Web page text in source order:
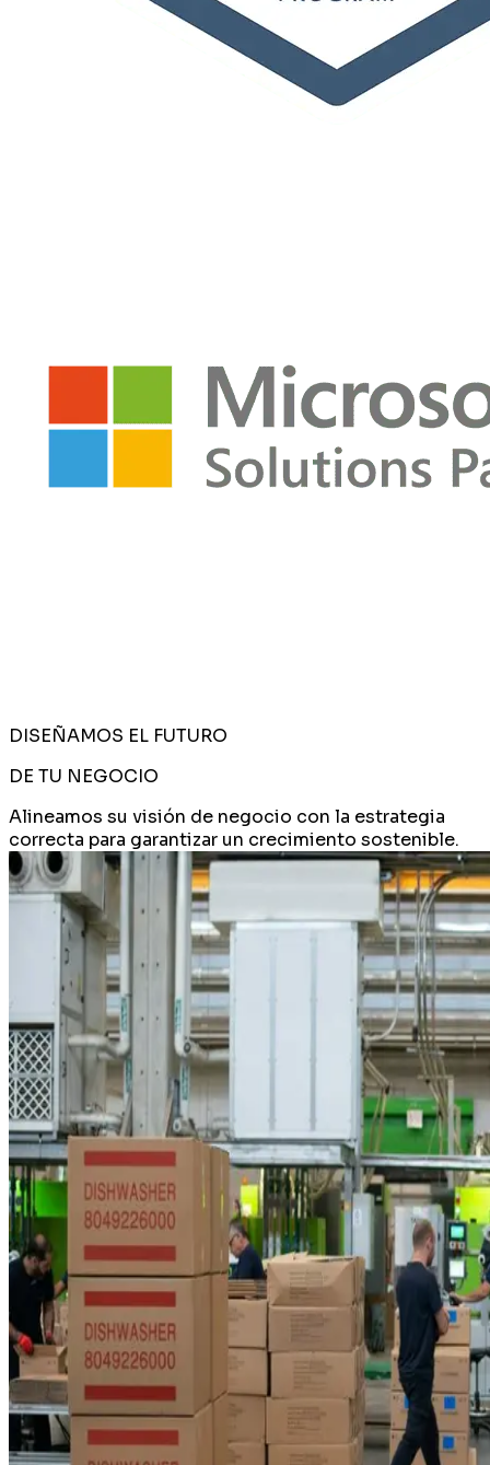
DISEÑAMOS EL FUTURO
DE TU NEGOCIO
Alineamos su visión de negocio con la estrategia
correcta para garantizar un crecimiento sostenible.